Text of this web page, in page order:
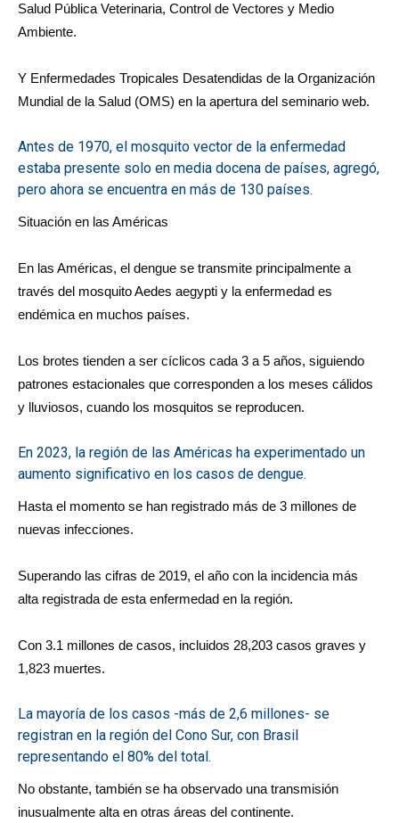
Salud Pública Veterinaria, Control de Vectores y Medio
Ambiente.
Y Enfermedades Tropicales Desatendidas de la Organización
Mundial de la Salud (OMS) en la apertura del seminario web.
Antes de 1970, el mosquito vector de la enfermedad
estaba presente solo en media docena de países, agregó,
pero ahora se encuentra en más de 130 países.
Situación en las Américas
En las Américas, el dengue se transmite principalmente a
través del mosquito Aedes aegypti y la enfermedad es
endémica en muchos países.
Los brotes tienden a ser cíclicos cada 3 a 5 años, siguiendo
patrones estacionales que corresponden a los meses cálidos
y lluviosos, cuando los mosquitos se reproducen.
En 2023, la región de las Américas ha experimentado un
aumento significativo en los casos de dengue.
Hasta el momento se han registrado más de 3 millones de
nuevas infecciones.
Superando las cifras de 2019, el año con la incidencia más
alta registrada de esta enfermedad en la región.
Con 3.1 millones de casos, incluidos 28,203 casos graves y
1,823 muertes.
La mayoría de los casos -más de 2,6 millones- se
registran en la región del Cono Sur, con Brasil
representando el 80% del total.
No obstante, también se ha observado una transmisión
inusualmente alta en otras áreas del continente.